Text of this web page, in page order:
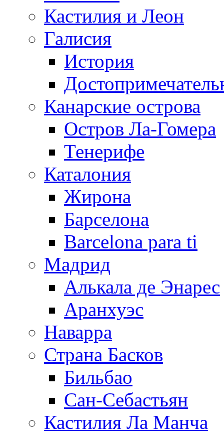
Кастилия и Леон
Галисия
История
Канарские острова
Остров Ла-Гомера
Тенерифе
Каталония
Жирона
Барселона
Barcelona para ti
Мадрид
Алькала де Энарес
Аранхуэс
Наварра
Страна Басков
Бильбао
Сан-Себастьян
Кастилия Ла Манча